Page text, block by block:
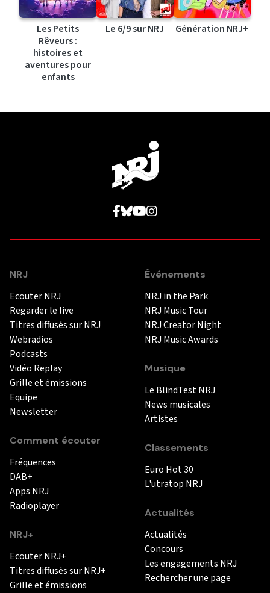
Les Petits
Rêveurs :
histoires et
aventures pour
enfants
Le 6/9 sur NRJ Génération NRJ+
NRJ
Ecouter NRJ
Regarder le live
Titres diffusés sur NRJ
Webradios
Podcasts
Vidéo Replay
Grille et émissions
Equipe
Newsletter
Comment écouter
Fréquences
DAB+
Apps NRJ
Radioplayer
NRJ+
Ecouter NRJ+
Titres diffusés sur NRJ+
Grille et émissions
Événements
NRJ in the Park
NRJ Music Tour
NRJ Creator Night
NRJ Music Awards
Musique
Le BlindTest NRJ
News musicales
Artistes
Classements
Euro Hot 30
L'utratop NRJ
Actualités
Actualités
Concours
Les engagements NRJ
Rechercher une page